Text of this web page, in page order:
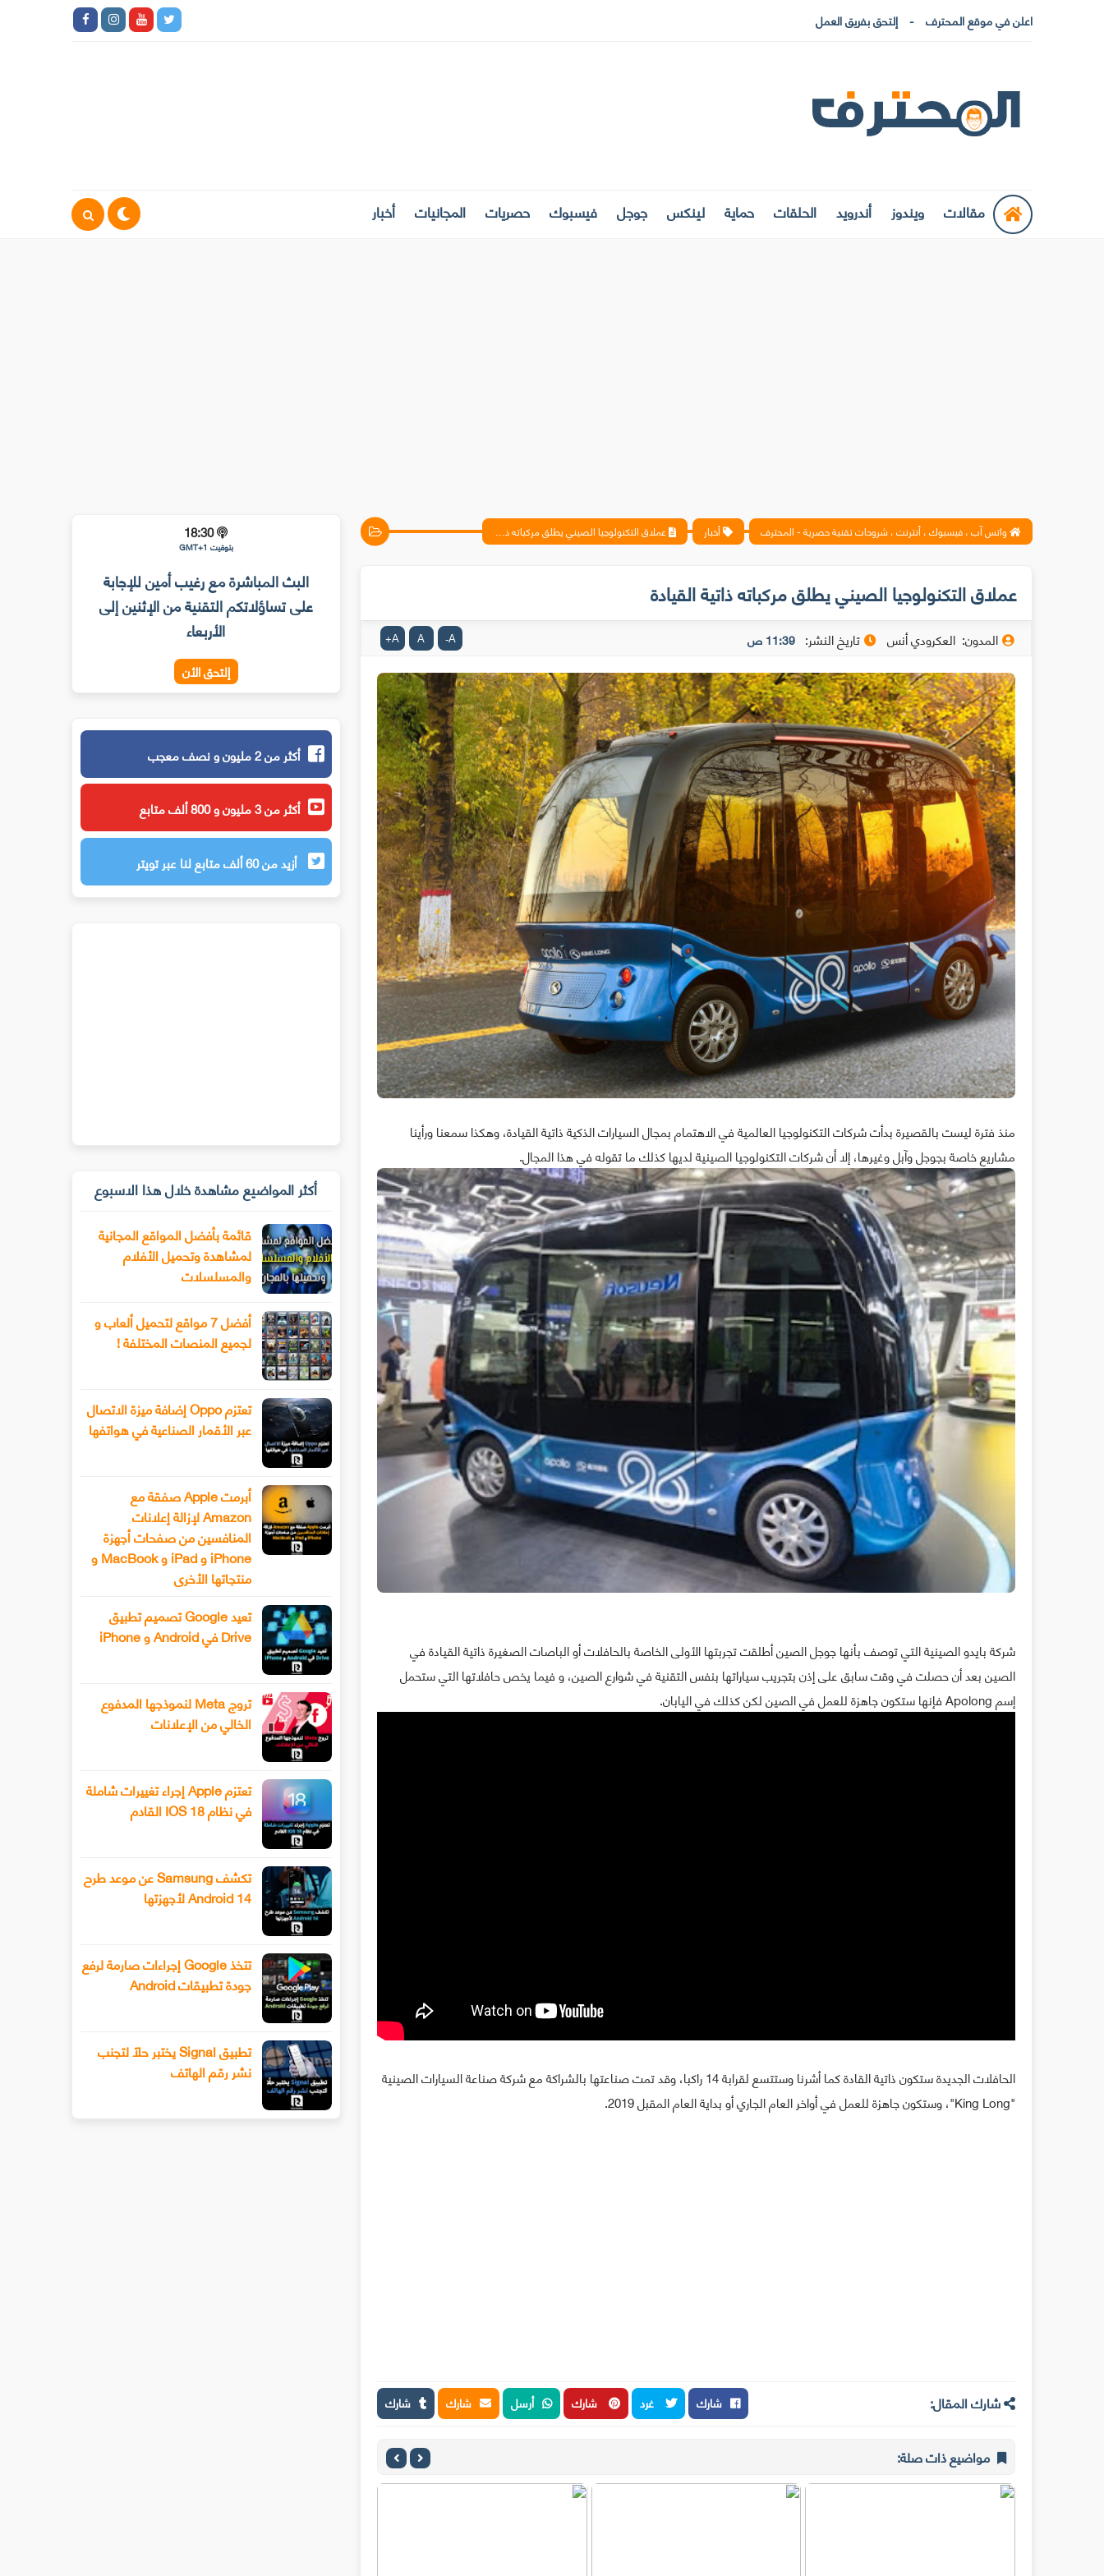
اعلن في موقع المحترف إلتحق بفريق العمل
مقالات ويندوز أندرويد الحلقات حماية لينكس جوجل فيسبوك حصريات المجانيات أخبار
واتس آب ، فيسبوك ، أنترنت ، شروحات تقنية حصرية - المحترف أخبار عملاق التكنولوجيا الصيني يطلق مركباته ذاتية القيادة
عملاق التكنولوجيا الصيني يطلق مركباته ذاتية القيادة
المدون: العكرودي أنس تاريخ النشر: 11:39 ص A
-
A
A
+
منذ فترة ليست بالقصيرة بدأت شركات التكنولوجيا العالمية في الاهتمام بمجال السيارات الذكية ذاتية القيادة، وهكذا سمعنا ورأينا
مشاريع خاصة بجوجل وآبل وغيرها، إلا أن شركات التكنولوجيا الصينية لديها كذلك ما تقوله في هذا المجال.
شركة بايدو الصينية التي توصف بأنها جوجل الصين أطلقت تجربتها الأولى الخاصة بالحافلات أو الباصات الصغيرة ذاتية القيادة في
الصين بعد أن حصلت في وقت سابق على إذن بتجريب سياراتها بنفس التقنية في شوارع الصين، و فيما يخص حافلاتها التي ستحمل
إسم Apolong فإنها ستكون جاهزة للعمل في الصين لكن كذلك في اليابان.
الحافلات الجديدة ستكون ذاتية القادة كما أشرنا وستتسع لقرابة 14 راكبا، وقد تمت صناعتها بالشراكة مع شركة صناعة السيارات الصينية
"King Long"، وستكون جاهزة للعمل في أواخر العام الجاري أو بداية العام المقبل 2019.
شارك المقال: شارك غرد شارك أرسل شارك شارك
مواضيع ذات صلة:
18:30
بتوقيت GMT+1
البث المباشرة مع رغيب أمين للإجابة
على تساؤلاتكم التقنية من الإثنين إلى
الأربعاء
إلتحق الأن
أكثر من 2 مليون و نصف معجب
أكثر من 3 مليون و 800 ألف متابع
أزيد من 60 ألف متابع لنا عبر تويتر
أكثر المواضيع مشاهدة خلال هذا الاسبوع
قائمة بأفضل المواقع المجانية
لمشاهدة وتحميل الأفلام
والمسلسلات
أفضل 7 مواقع لتحميل ألعاب و
لجميع المنصات المختلفة !
تعتزم Oppo إضافة ميزة الاتصال
عبر الأقمار الصناعية في هواتفها
أبرمت Apple صفقة مع
Amazon لإزالة إعلانات
المنافسين من صفحات أجهزة
iPhone و iPad و MacBook و
منتجاتها الأخرى
تعيد Google تصميم تطبيق
Drive في Android و iPhone
تروج Meta لنموذجها المدفوع
الخالي من الإعلانات
تعتزم Apple إجراء تغييرات شاملة
في نظام IOS 18 القادم
تكشف Samsung عن موعد طرح
Android 14 لأجهزتها
تتخذ Google إجراءات صارمة لرفع
جودة تطبيقات Android
تطبيق Signal يختبر حلًا لتجنب
نشر رقم الهاتف